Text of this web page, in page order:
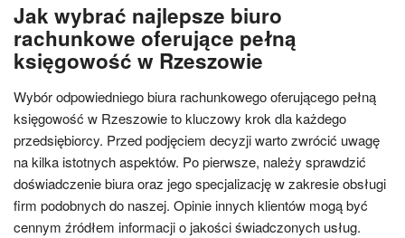
Jak wybrać najlepsze biuro
rachunkowe oferujące pełną
księgowość w Rzeszowie
Wybór odpowiedniego biura rachunkowego oferującego pełną
księgowość w Rzeszowie to kluczowy krok dla każdego
przedsiębiorcy. Przed podjęciem decyzji warto zwrócić uwagę
na kilka istotnych aspektów. Po pierwsze, należy sprawdzić
doświadczenie biura oraz jego specjalizację w zakresie obsługi
firm podobnych do naszej. Opinie innych klientów mogą być
cennym źródłem informacji o jakości świadczonych usług.